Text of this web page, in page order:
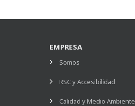
EMPRESA
Somos
RSC y Accesibilidad
Calidad y Medio Ambiente